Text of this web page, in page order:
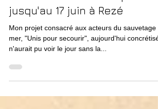
Le "Off" du Festival: expo
jusqu'au 17 juin à Rezé
Mon projet consacré aux acteurs du sauvetage
n'aurait pu voir le jour sans la...